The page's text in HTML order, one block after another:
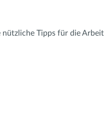
nützliche Tipps für die Arbeit